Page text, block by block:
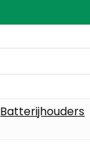
Batterijhouders